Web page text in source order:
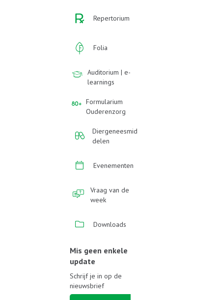
Repertorium
Folia
Auditorium | e-
learnings
Formularium
Ouderenzorg
Diergeneesmid
delen
Evenementen
Vraag van de
week
Downloads
Mis geen enkele
update
Schrijf je in op de
nieuwsbrief